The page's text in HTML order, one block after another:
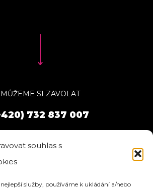
souhlas s
služby, používáme k ukládání a/nebo
MŮŽEME SI ZAVOLAT
732 837 007